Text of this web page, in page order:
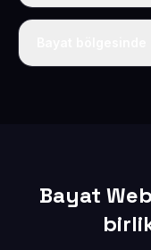
Tek fiyat
Bayat